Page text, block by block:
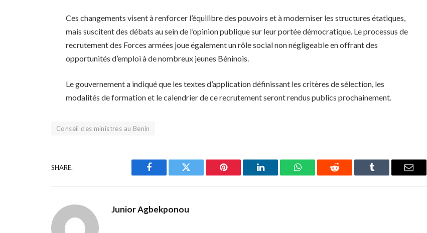
Ces changements visent à renforcer l’équilibre des pouvoirs et à moderniser les structures étatiques,
mais suscitent des débats au sein de l’opinion publique sur leur portée démocratique. Le processus de
recrutement des Forces armées joue également un rôle social non négligeable en offrant des
opportunités d’emploi à de nombreux jeunes Béninois.
Le gouvernement a indiqué que les textes d’application définissant les critères de sélection, les
modalités de formation et le calendrier de ce recrutement seront rendus publics prochainement.
Conseil des ministres au Benin
SHARE.
Facebook Twitter Pinterest LinkedIn WhatsAppReddit Tumblr Email
Junior Agbekponou